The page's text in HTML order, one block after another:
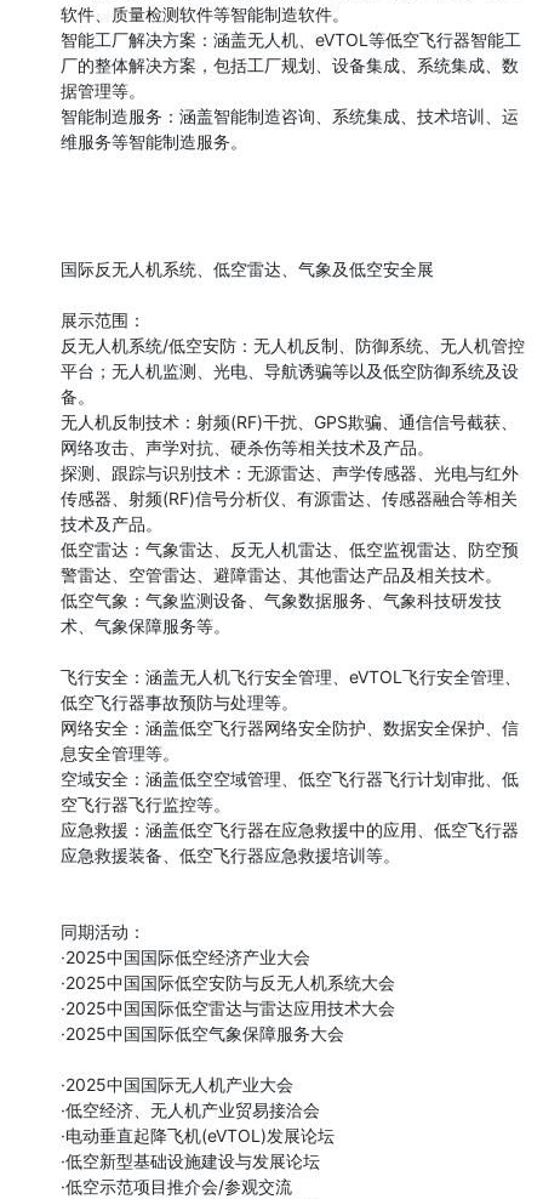
软件、质量检测软件等智能制造软件。
智能工厂解决方案：涵盖无人机、eVTOL等低空飞行器智能工
厂的整体解决方案，包括工厂规划、设备集成、系统集成、数
据管理等。
智能制造服务：涵盖智能制造咨询、系统集成、技术培训、运
维服务等智能制造服务。
国际反无人机系统、低空雷达、气象及低空安全展
展示范围：
反无人机系统/低空安防：无人机反制、防御系统、无人机管控
平台；无人机监测、光电、导航诱骗等以及低空防御系统及设
备。
无人机反制技术：射频(RF)干扰、GPS欺骗、通信信号截获、
网络攻击、声学对抗、硬杀伤等相关技术及产品。
探测、跟踪与识别技术：无源雷达、声学传感器、光电与红外
传感器、射频(RF)信号分析仪、有源雷达、传感器融合等相关
技术及产品。
低空雷达：气象雷达、反无人机雷达、低空监视雷达、防空预
警雷达、空管雷达、避障雷达、其他雷达产品及相关技术。
低空气象：气象监测设备、气象数据服务、气象科技研发技
术、气象保障服务等。
飞行安全：涵盖无人机飞行安全管理、eVTOL飞行安全管理、
低空飞行器事故预防与处理等。
网络安全：涵盖低空飞行器网络安全防护、数据安全保护、信
息安全管理等。
空域安全：涵盖低空空域管理、低空飞行器飞行计划审批、低
空飞行器飞行监控等。
应急救援：涵盖低空飞行器在应急救援中的应用、低空飞行器
应急救援装备、低空飞行器应急救援培训等。
同期活动：
·2025中国国际低空经济产业大会
·2025中国国际低空安防与反无人机系统大会
·2025中国国际低空雷达与雷达应用技术大会
·2025中国国际低空气象保障服务大会
·2025中国国际无人机产业大会
·低空经济、无人机产业贸易接洽会
·电动垂直起降飞机(eVTOL)发展论坛
·低空新型基础设施建设与发展论坛
·低空示范项目推介会/参观交流